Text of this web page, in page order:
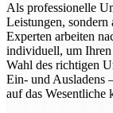
Als professionelle
Leistungen, sondern
Experten arbeiten
individuell, um
Wahl des richtigen
Ein- und Ausladens
auf das Wesentliche